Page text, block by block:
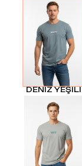
DENIZ YEŞILI